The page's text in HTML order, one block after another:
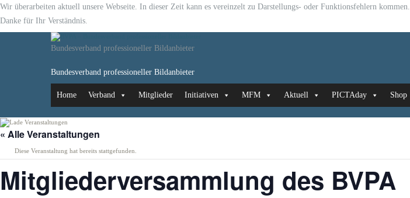
Wir überarbeiten aktuell unsere Webseite. In dieser Zeit kann es vereinzelt zu Darstellungs- oder Funktionsfehlern kommen.
Danke für Ihr Verständnis.
Bundesverband professioneller Bildanbieter
Bundesverband professioneller Bildanbieter
Home Verband Mitglieder Initiativen MFM Aktuell PICTAday Shop
« Alle Veranstaltungen
Diese Veranstaltung hat bereits stattgefunden.
Mitgliederversammlung des BVPA